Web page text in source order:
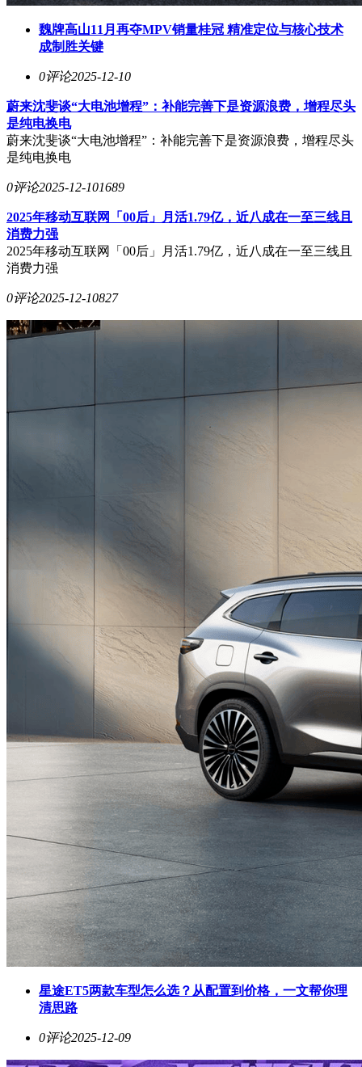
魏牌高山11月再夺MPV销量桂冠 精准定位与核心技术
成制胜关键
0评论2025-12-10
蔚来沈斐谈“大电池增程”：补能完善下是资源浪费，增程尽头
是纯电换电
蔚来沈斐谈“大电池增程”：补能完善下是资源浪费，增程尽头
是纯电换电
0评论2025-12-101689
2025年移动互联网「00后」月活1.79亿，近八成在一至三线且
消费力强
2025年移动互联网「00后」月活1.79亿，近八成在一至三线且
消费力强
0评论2025-12-10827
星途ET5两款车型怎么选？从配置到价格，一文帮你理
清思路
0评论2025-12-09